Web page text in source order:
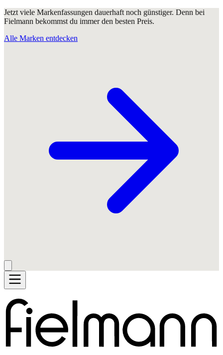
Jetzt viele Markenfassungen dauerhaft noch günstiger. Denn bei
Fielmann bekommst du immer den besten Preis.
Alle Marken entdecken